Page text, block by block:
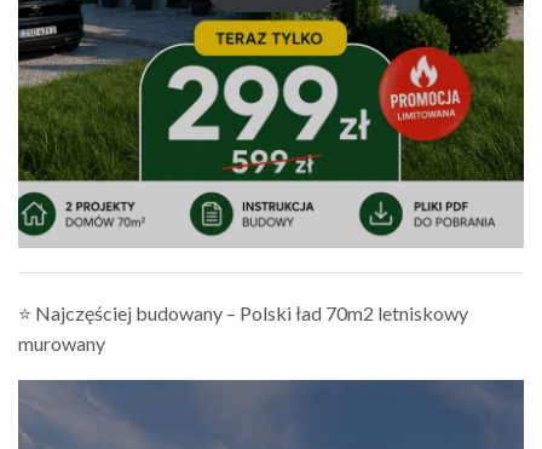
⭐ Najczęściej budowany – Polski ład 70m2 letniskowy
murowany